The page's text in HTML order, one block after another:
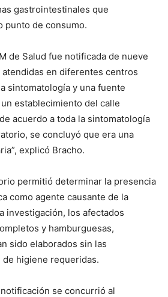
gastrointestinales que
punto de consumo.
de Salud fue notificada de nueve
en diferentes centros
sintomatología y una fuente
establecimiento del calle
acuerdo a toda la sintomatología
se concluyó que era una
explicó Bracho.
permitió determinar la presencia
como agente causante de la
investigación, los afectados
y hamburguesas,
sido elaborados sin las
higiene requeridas.
se concurrió al